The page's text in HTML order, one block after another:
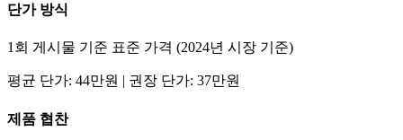
단가방식
1회 게시물 기준 표준 가격 (2024년 시장 기준)
평균 단가: 44만원 | 권장 단가: 37만원
제품 협찬